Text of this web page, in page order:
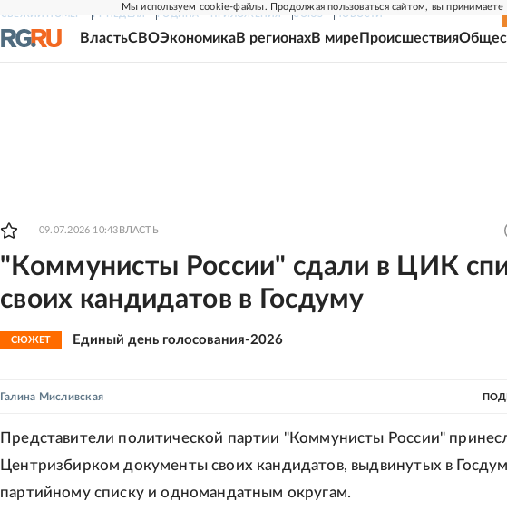
Мы используем cookie-файлы. Продолжая пользоваться сайтом, вы принимаете
СВЕЖИЙ НОМЕР РГ-НЕДЕЛЯ РОДИНА ПРИЛОЖЕНИЯ СОЮЗ НОВОСТИ
ВластьСВОЭкономикаВ регионахВ мире Происшествия
09.07.2026 10:43 ВЛАСТЬ
"Коммунисты России" сдали в ЦИК
своих кандидатов в Госдуму
СЮЖЕТ Единый день голосования-2026
Галина Мисливская
Представители политической партии "Коммунисты России"
Центризбирком документы своих кандидатов, выдвинутых в
партийному списку и одномандатным округам.